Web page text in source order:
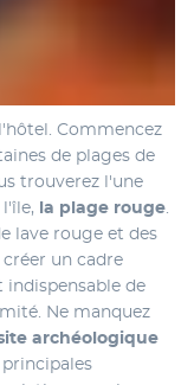
Commencez
de plages de
trouverez l'une
la plage rouge
lave rouge et des
un cadre
indispensable de
Ne manquez
archéologique